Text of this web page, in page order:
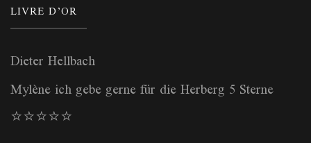
LIVRE D’OR
Dieter Hellbach
Mylène ich gebe gerne für die Herberg 5 Sterne
⭐️⭐️⭐️⭐️⭐️